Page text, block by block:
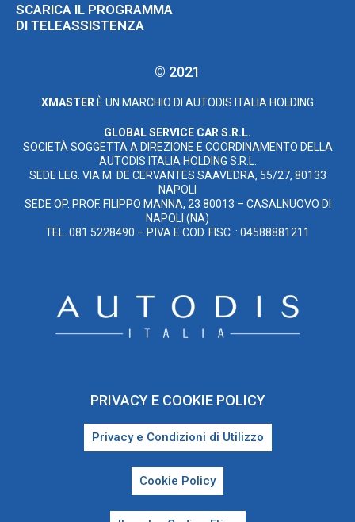
SCARICA IL PROGRAMMA
DI TELEASSISTENZA
© 2021
XMASTER È UN MARCHIO DI AUTODIS ITALIA HOLDING
GLOBAL SERVICE CAR S.R.L.
SOCIETÀ SOGGETTA A DIREZIONE E COORDINAMENTO DELLA
AUTODIS ITALIA HOLDING S.R.L.
SEDE LEG. VIA M. DE CERVANTES SAAVEDRA, 55/27, 80133
NAPOLI
SEDE OP. PROF. FILIPPO MANNA, 23 80013 – CASALNUOVO DI
NAPOLI (NA)
TEL. 081 5228490 – P.IVA E COD. FISC. : 04588881211
PRIVACY E COOKIE POLICY
Privacy e Condizioni di Utilizzo
Cookie Policy